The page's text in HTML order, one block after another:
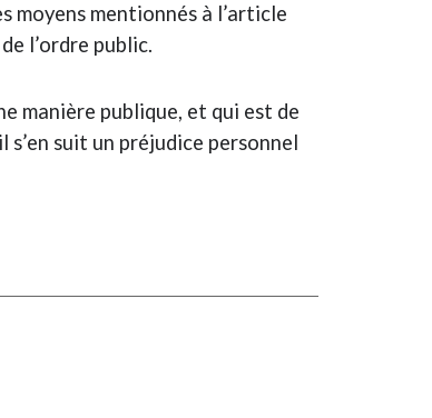
moyens mentionnés à l’article
l’ordre public.
manière publique, et qui est de
suit un préjudice personnel